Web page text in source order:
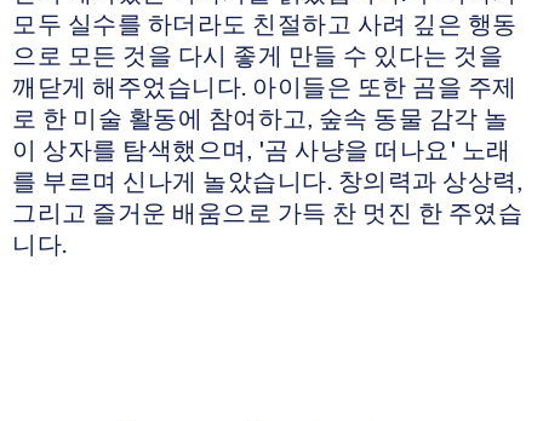
모두 실수를 하더라도 친절하고 사려 깊은 행동
으로 모든 것을 다시 좋게 만들 수 있다는 것을
깨닫게 해주었습니다. 아이들은 또한 곰을 주제
로 한 미술 활동에 참여하고, 숲속 동물 감각 놀
이 상자를 탐색했으며, '곰 사냥을 떠나요' 노래
를 부르며 신나게 놀았습니다. 창의력과 상상력,
그리고 즐거운 배움으로 가득 찬 멋진 한 주였습
니다.